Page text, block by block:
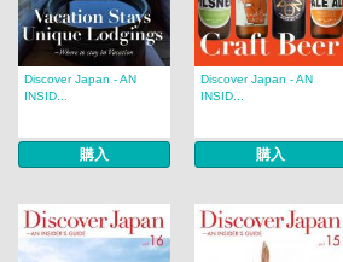
Discover Japan - AN
INSID...
購入
Discover Japan - AN
INSID...
購入